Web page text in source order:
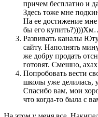
причем бесплатно и
Здесь тоже мне
На ее достижение
бы его
Развивать каналы
сайту. Наполнять
же добру продать
готовят. Смешно,
Попробовать вести
школы уже делилась,
Спасибо вам, мои
что когда-то была с